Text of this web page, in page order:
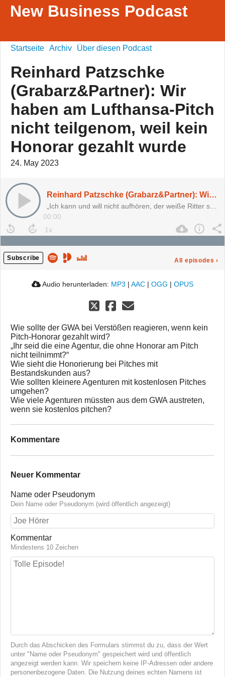
New Business Podcast
Startseite Archiv Über diesen Podcast
Reinhard Patzschke
(Grabarz&Partner): Wir
haben am Lufthansa-Pitch
nicht teilgenom, weil kein
Honorar gezahlt wurde
24. May 2023
Reinhard Patzschke (Grabarz&Partner): Wir haben am Lufthansa-Pitch nicht teilgenom, weil kein Honorar gezahlt wurde
00:00
Subscribe All episodes ›
Audio herunterladen: MP3 | AAC | OGG | OPUS
Wie sollte der GWA bei Verstößen reagieren, wenn kein
Pitch-Honorar gezahlt wird?
„Ihr seid die eine Agentur, die ohne Honorar am Pitch
nicht teilnimmt?“
Wie sieht die Honorierung bei Pitches mit
Bestandskunden aus?
Wie sollten kleinere Agenturen mit kostenlosen Pitches
umgehen?
Wie viele Agenturen müssten aus dem GWA austreten,
wenn sie kostenlos pitchen?
Kommentare
Neuer Kommentar
Name oder Pseudonym
Dein Name oder Pseudonym (wird öffentlich angezeigt)
Kommentar
Mindestens 10 Zeichen
Durch das Abschicken des Formulars stimmst du zu, dass der Wert
unter "Name oder Pseudonym" gespeichert wird und öffentlich
angezeigt werden kann. Wir speichern keine IP-Adressen oder andere
personenbezogene Daten. Die Nutzung deines echten Namens ist